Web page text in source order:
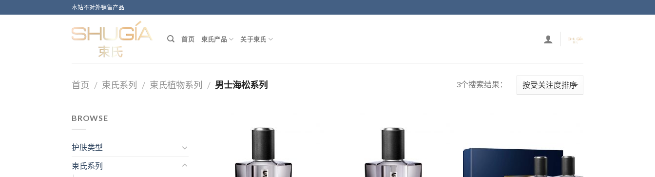
本站不对外销售产品
首页 束氏产品 关于束氏
首页 / 束氏系列 / 束氏植物系列 / 男士海松系列 3个搜索结果：
BROWSE
护肤类型
束氏系列